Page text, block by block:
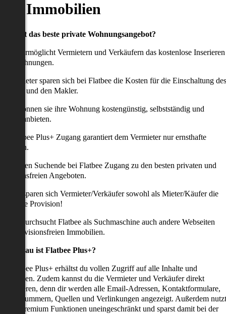
Immobilien
willst das beste private Wohnungsangebot?
ermöglicht Vermietern und Verkäufern das kostenlose Inserieren
Wohnungen.
Anbieter sparen sich bei Flatbee die Kosten für die Einschaltung des
und den Makler.
können sie ihre Wohnung kostengünstig, selbstständig und
anbieten.
Flatbee Plus+ Zugang garantiert dem Vermieter nur ernsthafte
erhalten Suchende bei Flatbee Zugang zu den besten privaten und
Angeboten.
uns sparen sich Vermieter/Verkäufer sowohl als Mieter/Käufer die
Provision!
durchsucht Flatbee als Suchmaschine auch andere Webseiten
provisionsfreien Immobilien.
genau ist Flatbee Plus+?
Flatbee Plus+ erhältst du vollen Zugriff auf alle Inhalte und
Zudem kannst du die Vermieter und Verkäufer direkt
denn dir werden alle Email-Adressen, Kontaktformulare,
Quellen und Verlinkungen angezeigt. Außerdem nutzt
alle Premium Funktionen uneingeschränkt und sparst damit bei der